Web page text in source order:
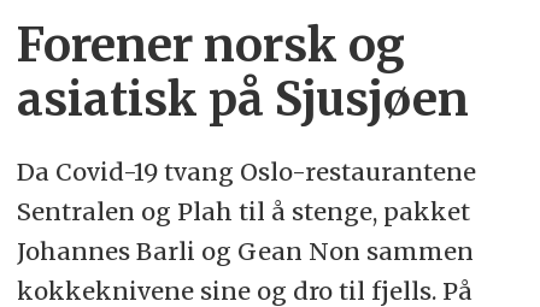
Forener norsk og
asiatisk på Sjusjøen
Da Covid-19 tvang Oslo-restaurantene
Sentralen og Plah til å stenge, pakket
Johannes Barli og Gean Non sammen
kokkeknivene sine og dro til fjells. På